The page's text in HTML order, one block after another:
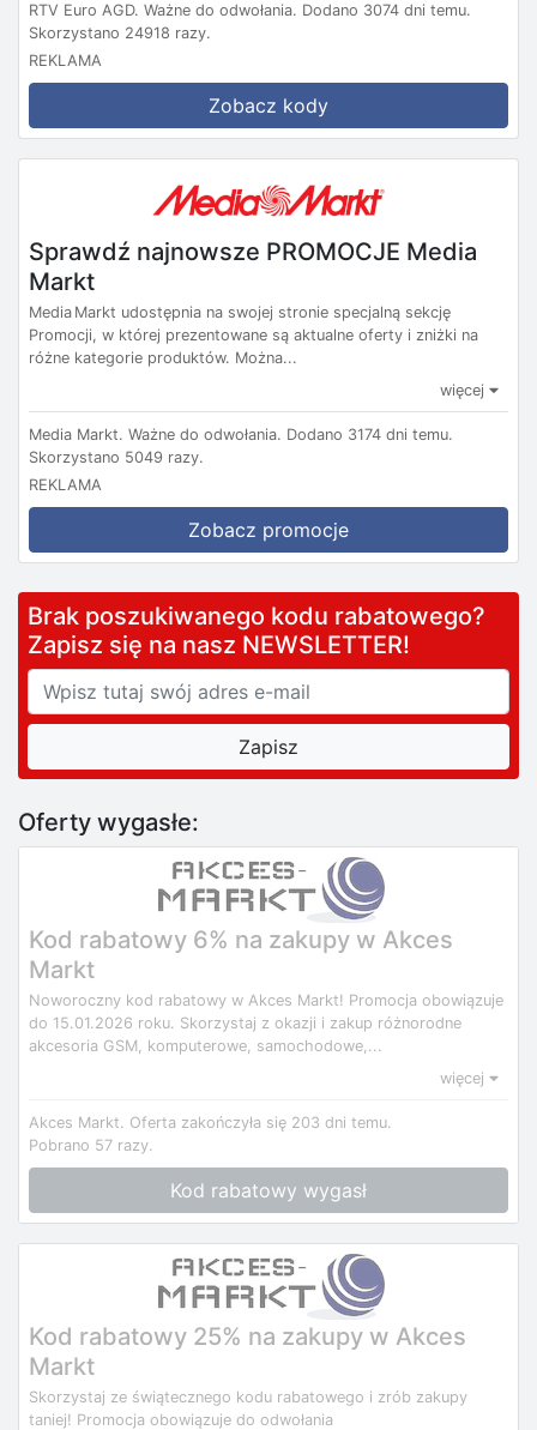
RTV Euro AGD. Ważne do odwołania. Dodano 3074 dni temu.
Skorzystano 24918 razy.
REKLAMA
Zobacz kody
Sprawdź najnowsze PROMOCJE Media
Markt
Media Markt udostępnia na swojej stronie specjalną sekcję
Promocji, w której prezentowane są aktualne oferty i zniżki na
różne kategorie produktów. Można...
więcej
Media Markt. Ważne do odwołania. Dodano 3174 dni temu.
Skorzystano 5049 razy.
REKLAMA
Zobacz promocje
Brak poszukiwanego kodu rabatowego?
Zapisz się na nasz NEWSLETTER!
Oferty wygasłe:
Kod rabatowy 6% na zakupy w Akces
Markt
Noworoczny kod rabatowy w Akces Markt! Promocja obowiązuje
do 15.01.2026 roku. Skorzystaj z okazji i zakup różnorodne
akcesoria GSM, komputerowe, samochodowe,...
więcej
Akces Markt. Oferta zakończyła się 203 dni temu.
Pobrano 57 razy.
Kod rabatowy wygasł
Kod rabatowy 25% na zakupy w Akces
Markt
Skorzystaj ze świątecznego kodu rabatowego i zrób zakupy
taniej! Promocja obowiązuje do odwołania